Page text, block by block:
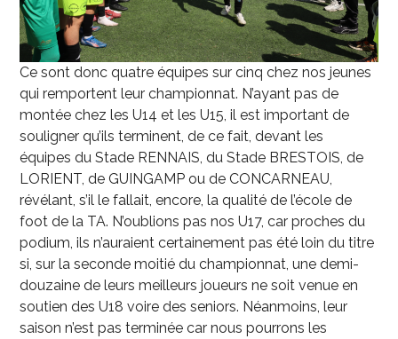
Ce sont donc quatre équipes sur cinq chez nos jeunes
qui remportent leur championnat. N’ayant pas de
montée chez les U14 et les U15, il est important de
souligner qu’ils terminent, de ce fait, devant les
équipes du Stade RENNAIS, du Stade BRESTOIS, de
LORIENT, de GUINGAMP ou de CONCARNEAU,
révélant, s’il le fallait, encore, la qualité de l’école de
foot de la TA. N’oublions pas nos U17, car proches du
podium, ils n’auraient certainement pas été loin du titre
si, sur la seconde moitié du championnat, une demi-
douzaine de leurs meilleurs joueurs ne soit venue en
soutien des U18 voire des seniors. Néanmoins, leur
saison n’est pas terminée car nous pourrons les